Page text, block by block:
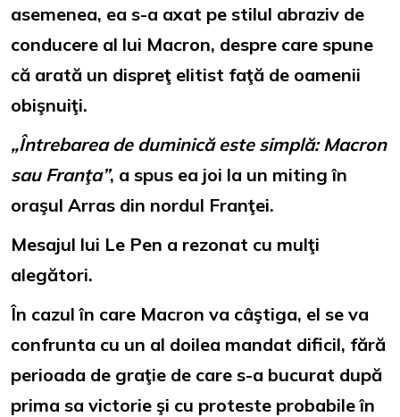
asemenea, ea s-a axat pe stilul abraziv de
conducere al lui Macron, despre care spune
că arată un dispreţ elitist faţă de oamenii
obişnuiţi.
„Întrebarea de duminică este simplă: Macron
sau Franţa”, a spus ea joi la un miting în
oraşul Arras din nordul Franţei.
Mesajul lui Le Pen a rezonat cu mulţi
alegători.
În cazul în care Macron va câştiga, el se va
confrunta cu un al doilea mandat dificil, fără
perioada de graţie de care s-a bucurat după
prima sa victorie şi cu proteste probabile în